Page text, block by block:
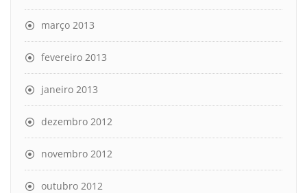
março 2013
fevereiro 2013
janeiro 2013
dezembro 2012
novembro 2012
outubro 2012